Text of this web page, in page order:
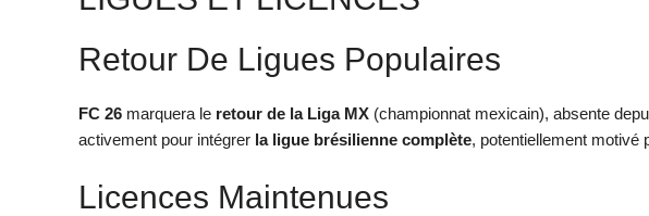
Retour De Ligues Populaires
FC 26 marquera le retour de la Liga MX (championnat mexicain), absente
activement pour intégrer la ligue brésilienne complète, potentiellement motivé
Licences Maintenues